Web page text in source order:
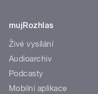
mujRozhlas
Živé vysílání
Audioarchiv
Podcasty
Mobilní aplikace